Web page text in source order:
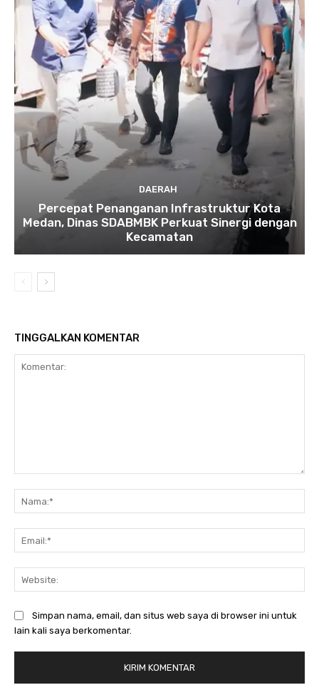
DAERAH
Percepat Penanganan Infrastruktur Kota
Medan, Dinas SDABMBK Perkuat Sinergi dengan
Kecamatan
TINGGALKAN KOMENTAR
Simpan nama, email, dan situs web saya di browser ini untuk
lain kali saya berkomentar.